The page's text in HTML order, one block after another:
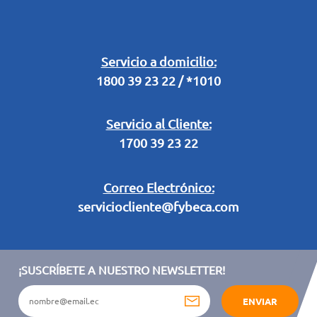
Servicio a domicilio:
1800 39 23 22 / *1010
Servicio al Cliente:
1700 39 23 22
Correo Electrónico:
serviciocliente@fybeca.com
Legal Campaña Produbanco
Términos y condiciones sorteo partido de fútbol "Tu ídolo"
¡SUSCRÍBETE A NUESTRO NEWSLETTER!
ENVIAR